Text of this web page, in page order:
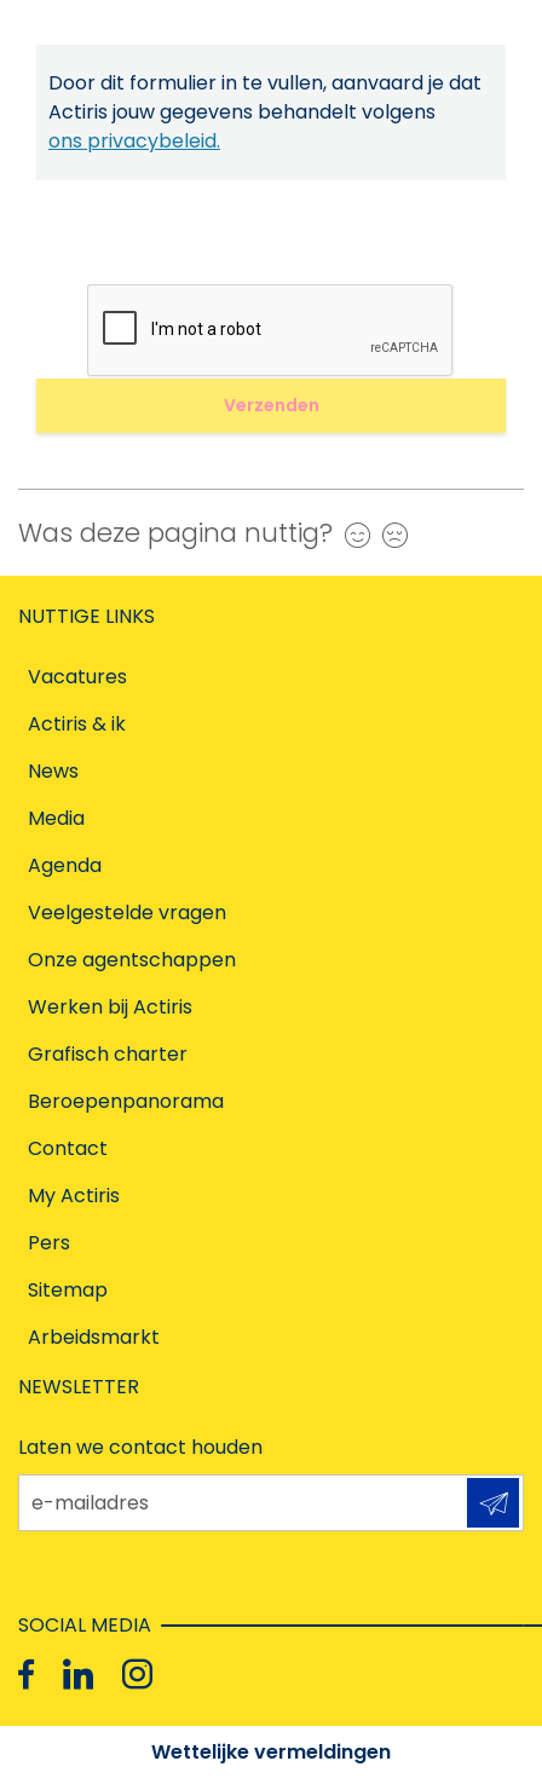
Door dit formulier in te vullen, aanvaard je dat
Actiris jouw gegevens behandelt volgens
ons privacybeleid.
Was deze pagina nuttig? Ja
NUTTIGE LINKS
Vacatures
Actiris & ik
News
Media
Agenda
Veelgestelde vragen
Onze agentschappen
Werken bij Actiris
Grafisch charter
Beroepenpanorama
Contact
My Actiris
Pers
Sitemap
Arbeidsmarkt
NEWSLETTER
Laten we contact houden
e-mailadres
SOCIAL MEDIA
Wettelijke vermeldingen